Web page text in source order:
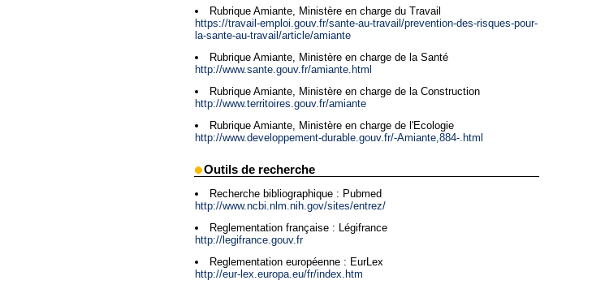
Rubrique Amiante, Ministère en charge du Travail
https://travail-emploi.gouv.fr/sante-au-travail/prevention-des-risques-pour-
la-sante-au-travail/article/amiante
Rubrique Amiante, Ministère en charge de la Santé
http://www.sante.gouv.fr/amiante.html
Rubrique Amiante, Ministère en charge de la Construction
http://www.territoires.gouv.fr/amiante
Rubrique Amiante, Ministère en charge de l'Ecologie
http://www.developpement-durable.gouv.fr/-Amiante,884-.html
Outils de recherche
Recherche bibliographique : Pubmed
http://www.ncbi.nlm.nih.gov/sites/entrez/
Reglementation française : Légifrance
http://legifrance.gouv.fr
Reglementation européenne : EurLex
http://eur-lex.europa.eu/fr/index.htm